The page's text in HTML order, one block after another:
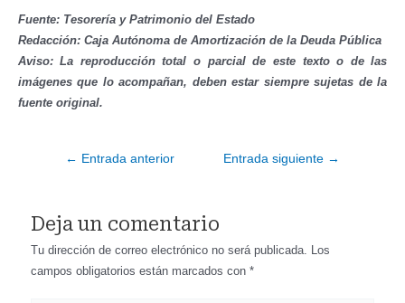
Fuente: Tesorería y Patrimonio del Estado
Redacción: Caja Autónoma de Amortización de la Deuda Pública
Aviso: La reproducción total o parcial de este texto o de las
imágenes que lo acompañan, deben estar siempre sujetas de la
fuente original.
Navegación
← Entrada anterior Entrada siguiente →
Deja un comentario
Tu dirección de correo electrónico no será publicada. Los
campos obligatorios están marcados con*